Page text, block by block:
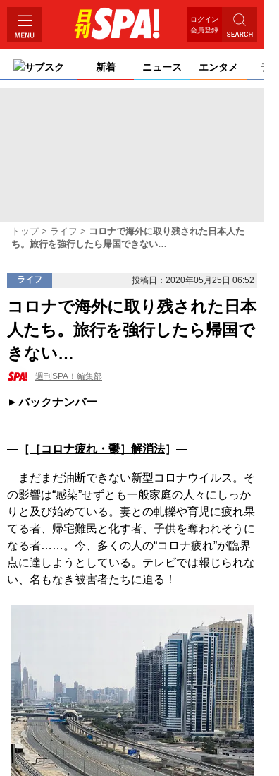
ログイン
会員登録
サブスク 新着 ニュース エンタメ ライ
トップ ライフ
コロナで海外に取り残された日本人た
ち。旅行を強行したら帰国できない…
ライフ 投稿日：2020年05月25日 06:52
コロナで海外に取り残された日本
人たち。旅行を強行したら帰国で
きない…
週刊SPA！編集部
バックナンバー
―［ ［コロナ疲れ・鬱］解消法］―
まだまだ油断できない新型コロナウイルス。そ
の影響は“感染”せずとも一般家庭の人々にしっか
りと及び始めている。妻との軋轢や育児に疲れ果
てる者、帰宅難民と化す者、子供を奪われそうに
なる者……。今、多くの人の“コロナ疲れ”が臨界
点に達しようとしている。テレビでは報じられな
い、名もなき被害者たちに迫る！